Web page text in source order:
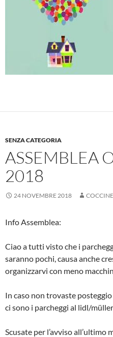
SENZA CATEGORIA
ASSEMBLEA
2018
24 NOVEMBRE 2018
Info Assemblea:
Ciao a tutti visto che i
saranno pochi, causa anche
organizzarvi con meno
In caso non trovaste
ci sono i parcheggi al lidl/
Scusate per l’avviso all’ultimo